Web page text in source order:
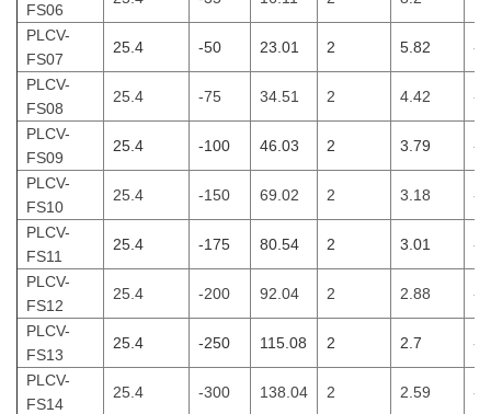
FS06
PLCV-
FS07
25.4 -50 23.01 2 5.82 -
PLCV-
FS08
25.4 -75 34.51 2 4.42 -
PLCV-
FS09
25.4 -100 46.03 2 3.79 -
PLCV-
FS10
25.4 -150 69.02 2 3.18 -
PLCV-
FS11
25.4 -175 80.54 2 3.01 -
PLCV-
FS12
25.4 -200 92.04 2 2.88 -
PLCV-
FS13
25.4 -250 115.08 2 2.7 -
PLCV-
FS14
25.4 -300 138.04 2 2.59 -